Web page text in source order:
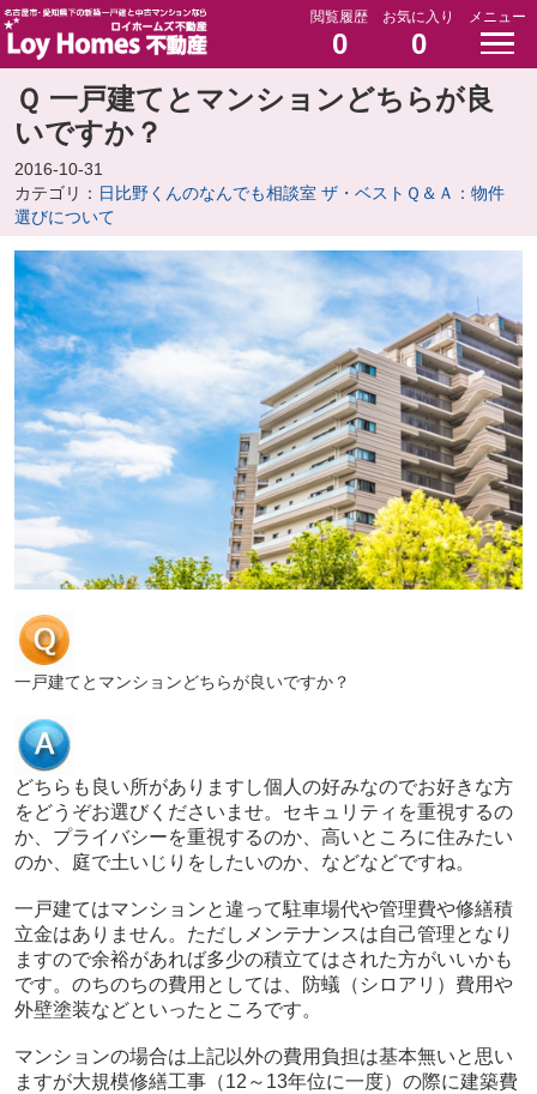
閲覧履歴
0
お気に入り
0
メニュー
Ｑ 一戸建てとマンションどちらが良
いですか？
2016-10-31
カテゴリ： 日比野くんのなんでも相談室 ザ・ベストＱ＆Ａ：物件
選びについて
一戸建てとマンションどちらが良いですか？
どちらも良い所がありますし個人の好みなのでお好きな方
をどうぞお選びくださいませ。セキュリティを重視するの
か、プライバシーを重視するのか、高いところに住みたい
のか、庭で土いじりをしたいのか、などなどですね。
一戸建てはマンションと違って駐車場代や管理費や修繕積
立金はありません。ただしメンテナンスは自己管理となり
ますので余裕があれば多少の積立てはされた方がいいかも
です。のちのちの費用としては、防蟻（シロアリ）費用や
外壁塗装などといったところです。
マンションの場合は上記以外の費用負担は基本無いと思い
ますが大規模修繕工事（12 ～ 13年位に一度）の際に建築費